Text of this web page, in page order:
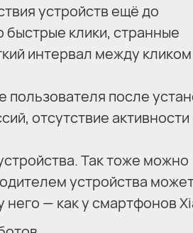
устройств ещё до
клики, странные
интервал между кликом
после
отсутствие активности
Так тоже можно
устройства
— как у смартфонов